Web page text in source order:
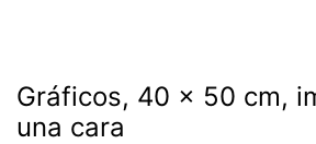
Gráficos, 40 x 50 cm,
una cara